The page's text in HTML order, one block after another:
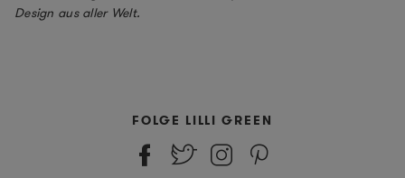
Design aus aller Welt.
FOLGE LILLI GREEN